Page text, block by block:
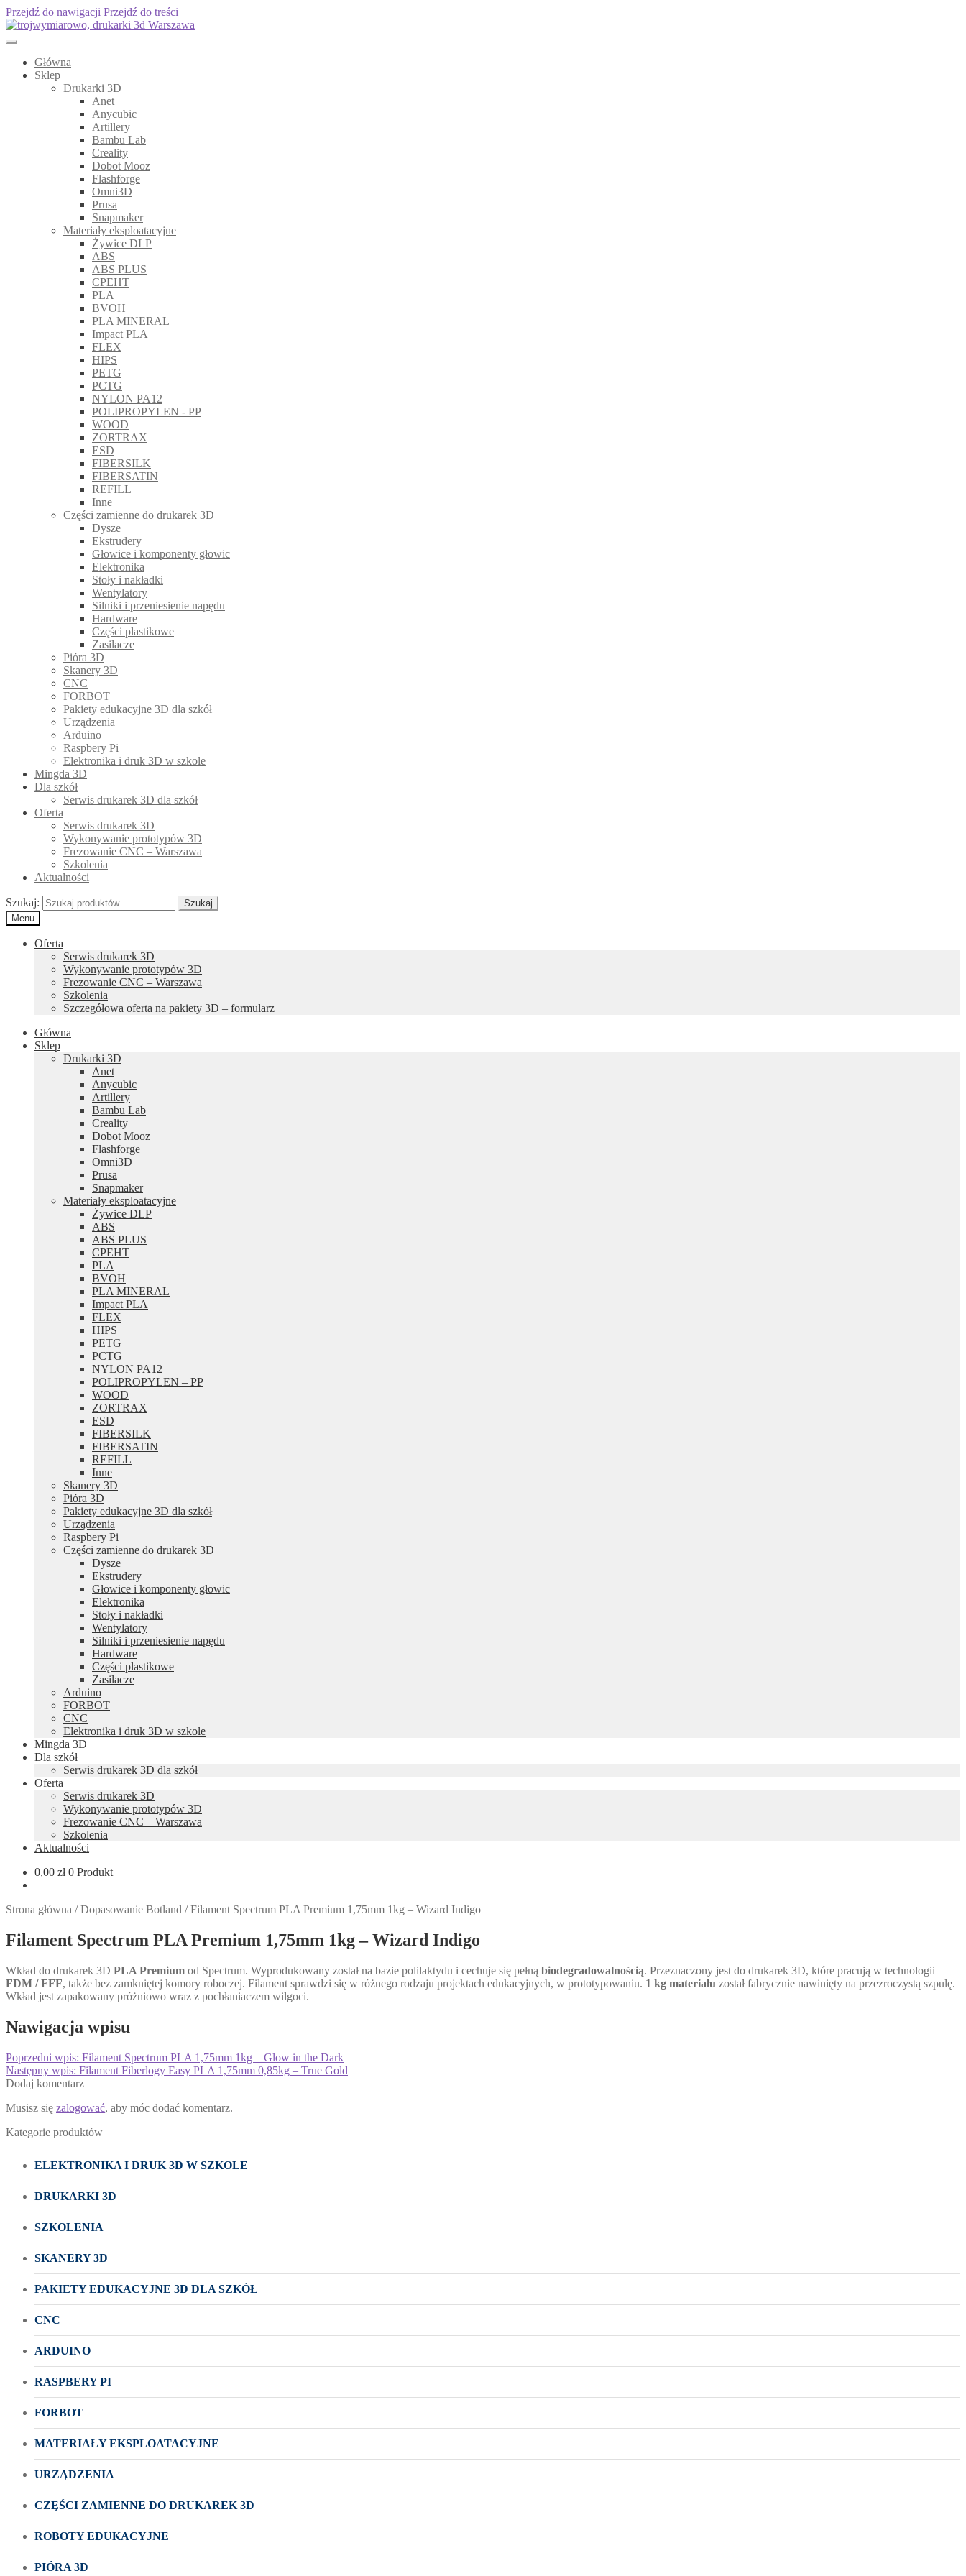
Przejdź do nawigacji Przejdź do treści
Główna
Sklep
Drukarki 3D
Anet
Anycubic
Artillery
Bambu Lab
Creality
Dobot Mooz
Flashforge
Omni3D
Prusa
Snapmaker
Materiały eksploatacyjne
Żywice DLP
ABS
ABS PLUS
CPEHT
PLA
BVOH
PLA MINERAL
Impact PLA
FLEX
HIPS
PETG
PCTG
NYLON PA12
POLIPROPYLEN - PP
WOOD
ZORTRAX
ESD
FIBERSILK
FIBERSATIN
REFILL
Inne
Części zamienne do drukarek 3D
Dysze
Ekstrudery
Głowice i komponenty głowic
Elektronika
Stoły i nakładki
Wentylatory
Silniki i przeniesienie napędu
Hardware
Części plastikowe
Zasilacze
Pióra 3D
Skanery 3D
CNC
FORBOT
Pakiety edukacyjne 3D dla szkół
Urządzenia
Arduino
Raspbery Pi
Elektronika i druk 3D w szkole
Mingda 3D
Dla szkół
Serwis drukarek 3D dla szkół
Oferta
Serwis drukarek 3D
Wykonywanie prototypów 3D
Frezowanie CNC – Warszawa
Szkolenia
Aktualności
Szukaj:
Szukaj
Menu
Oferta
Serwis drukarek 3D
Wykonywanie prototypów 3D
Frezowanie CNC – Warszawa
Szkolenia
Szczegółowa oferta na pakiety 3D – formularz
Główna
Sklep
Drukarki 3D
Anet
Anycubic
Artillery
Bambu Lab
Creality
Dobot Mooz
Flashforge
Omni3D
Prusa
Snapmaker
Materiały eksploatacyjne
Żywice DLP
ABS
ABS PLUS
CPEHT
PLA
BVOH
PLA MINERAL
Impact PLA
FLEX
HIPS
PETG
PCTG
NYLON PA12
POLIPROPYLEN – PP
WOOD
ZORTRAX
ESD
FIBERSILK
FIBERSATIN
REFILL
Inne
Skanery 3D
Pióra 3D
Pakiety edukacyjne 3D dla szkół
Urządzenia
Raspbery Pi
Części zamienne do drukarek 3D
Dysze
Ekstrudery
Głowice i komponenty głowic
Elektronika
Stoły i nakładki
Wentylatory
Silniki i przeniesienie napędu
Hardware
Części plastikowe
Zasilacze
Arduino
FORBOT
CNC
Elektronika i druk 3D w szkole
Mingda 3D
Dla szkół
Serwis drukarek 3D dla szkół
Oferta
Serwis drukarek 3D
Wykonywanie prototypów 3D
Frezowanie CNC – Warszawa
Szkolenia
Aktualności
0,00 zł 0 Produkt
Strona główna /Dopasowanie Botland /Filament Spectrum PLA Premium 1,75mm 1kg – Wizard Indigo
Filament Spectrum PLA Premium 1,75mm 1kg – Wizard Indigo
Wkład do drukarek 3D PLA Premium od Spectrum. Wyprodukowany został na bazie polilaktydu i cechuje się pełną biodegradowalnością. Przeznaczony jest do drukarek 3D, które pracują w technologii
FDM / FFF, także bez zamkniętej komory roboczej. Filament sprawdzi się w różnego rodzaju projektach edukacyjnych, w prototypowaniu. 1 kg materiału został fabrycznie nawinięty na przezroczystą szpulę.
Wkład jest zapakowany próżniowo wraz z pochłaniaczem wilgoci.
Nawigacja wpisu
Poprzedni wpis: Filament Spectrum PLA 1,75mm 1kg – Glow in the Dark
Następny wpis: Filament Fiberlogy Easy PLA 1,75mm 0,85kg – True Gold
Dodaj komentarz
Musisz się zalogować, aby móc dodać komentarz.
Kategorie produktów
ELEKTRONIKA I DRUK 3D W SZKOLE
DRUKARKI 3D
SZKOLENIA
SKANERY 3D
PAKIETY EDUKACYJNE 3D DLA SZKÓŁ
CNC
ARDUINO
RASPBERY PI
FORBOT
MATERIAŁY EKSPLOATACYJNE
URZĄDZENIA
CZĘŚCI ZAMIENNE DO DRUKAREK 3D
ROBOTY EDUKACYJNE
PIÓRA 3D